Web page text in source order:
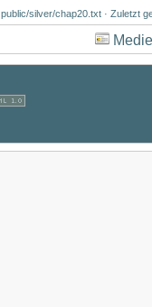
public/silver/chap20.txt· Zuletzt